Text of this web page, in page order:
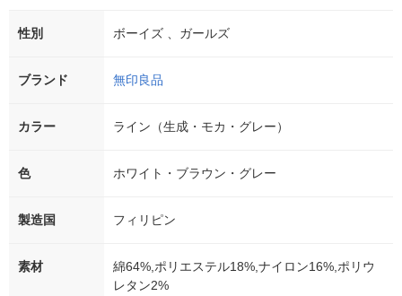
性別 ボーイズ 、ガールズ
ブランド 無印良品
カラー ライン（生成・モカ・グレー）
色 ホワイト・ブラウン・グレー
製造国 フィリピン
素材
綿64%,ポリエステル18%,ナイロン16%,ポリウ
レタン2%